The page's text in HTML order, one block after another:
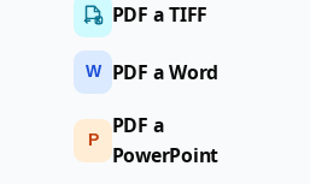
PDF a TIFF
W PDF a Word
P
PDF a
PowerPoint